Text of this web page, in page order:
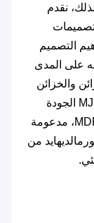
نقدم
التصميم
على المدى
والخزائن
الراقية المحلية والدولية الرائدة، تضمن MJMLD الجودة
والموثوقية. المواد المستخدمة، بما في ذلك MDF، مدعومة
من